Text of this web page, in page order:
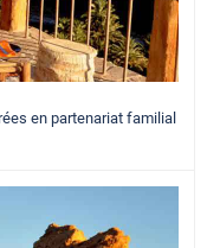
en partenariat familial